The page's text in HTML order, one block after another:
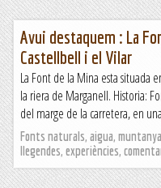
Avui destaquem : La
Castellbell i el Vilar
La Font de la Mina esta situada
la riera de Marganell. Historia:
del marge de la carretera, en
Fonts naturals, aigua,
llegendes, experiències,